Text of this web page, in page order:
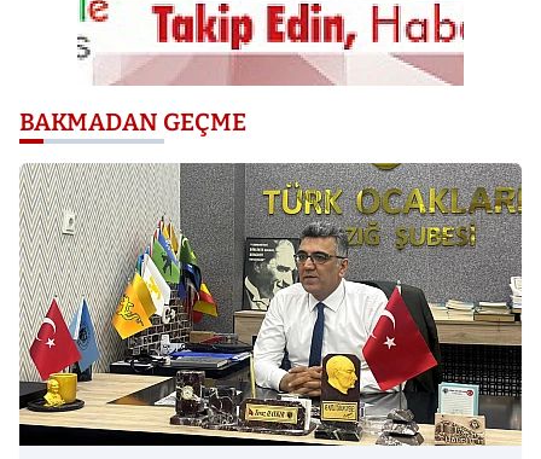
BAKMADAN GEÇME